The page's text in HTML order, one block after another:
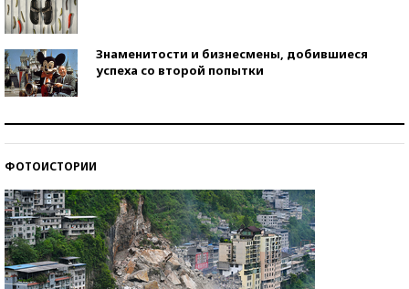
Знаменитости и бизнесмены, добившиеся
успеха со второй попытки
ФОТОИСТОРИИ